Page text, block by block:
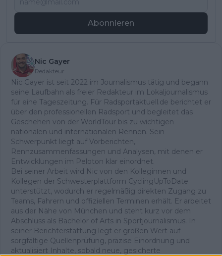
Abonnieren
Nic Gayer
Redakteur
Nic Gayer ist seit 2022 im Journalismus tätig und begann
seine Laufbahn als freier Redakteur im Lokaljournalismus
für eine Tageszeitung. Für Radsportaktuell.de berichtet er
über den professionellen Radsport und begleitet das
Geschehen von der WorldTour bis zu wichtigen
nationalen und internationalen Rennen. Sein
Schwerpunkt liegt auf Vorberichten,
Rennzusammenfassungen und Analysen, mit denen er
Entwicklungen im Peloton klar einordnet.
Bei seiner Arbeit wird Nic von den Kolleginnen und
Kollegen der Schwesterplattform CyclingUpToDate
unterstützt, wodurch er regelmäßig direkten Zugang zu
Teams, Fahrern und offiziellen Terminen erhält. Er arbeitet
aus der Nähe von München und steht kurz vor dem
Abschluss als Bachelor of Arts in Sportjournalismus. In
seiner Berichterstattung legt er großen Wert auf
sorgfältige Quellenprüfung, präzise Einordnung und
aktualisiert Inhalte, sobald neue, gesicherte